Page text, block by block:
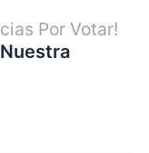
Por Votar!